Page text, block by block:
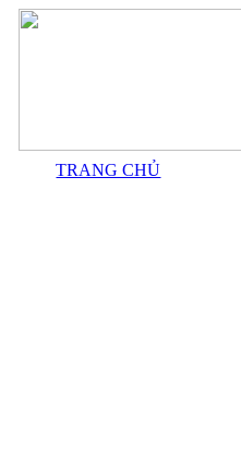
TRANG CHỦ